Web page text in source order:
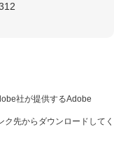
社が提供するAdobe
先からダウンロードしてく